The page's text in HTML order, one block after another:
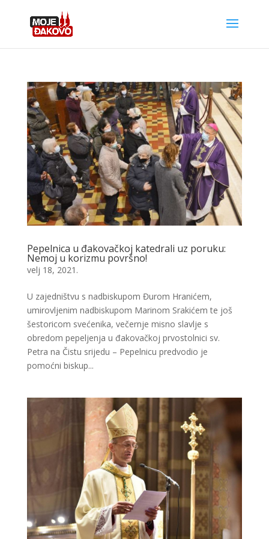
Pepelnica u đakovačkoj katedrali uz poruku:
Nemoj u korizmu površno!
velj 18, 2021.
U zajedništvu s nadbiskupom Đurom Hranićem,
umirovljenim nadbiskupom Marinom Srakićem te još
šestoricom svećenika, večernje misno slavlje s
obredom pepeljenja u đakovačkoj prvostolnici sv.
Petra na Čistu srijedu – Pepelnicu predvodio je
pomoćni biskup...